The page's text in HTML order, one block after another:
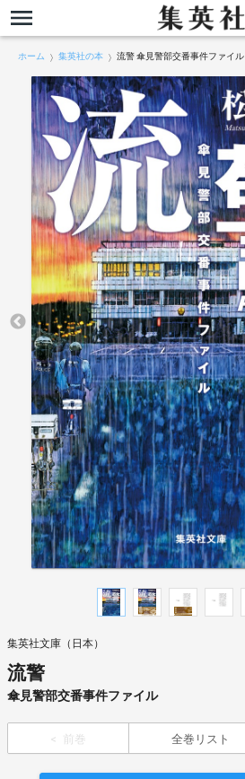
ホーム 集英社の本 流警 傘見警部交番事件ファイル
集英社文庫（日本）
流警
傘見警部交番事件ファイル
前巻 全巻リスト